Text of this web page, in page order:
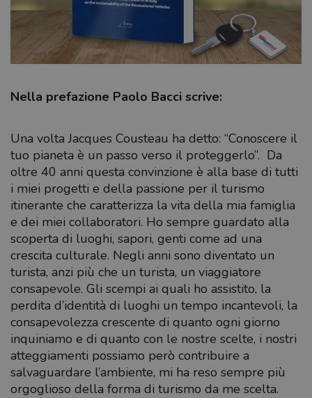
Nella prefazione Paolo Bacci scrive:
Una volta Jacques Cousteau ha detto: “Conoscere il
tuo pianeta è un passo verso il proteggerlo”. Da
oltre 40 anni questa convinzione è alla base di tutti
i miei progetti e della passione per il turismo
itinerante che caratterizza la vita della mia famiglia
e dei miei collaboratori. Ho sempre guardato alla
scoperta di luoghi, sapori, genti come ad una
crescita culturale. Negli anni sono diventato un
turista, anzi più che un turista, un viaggiatore
consapevole. Gli scempi ai quali ho assistito, la
perdita d’identità di luoghi un tempo incantevoli, la
consapevolezza crescente di quanto ogni giorno
inquiniamo e di quanto con le nostre scelte, i nostri
atteggiamenti possiamo però contribuire a
salvaguardare l’ambiente, mi ha reso sempre più
orgoglioso della forma di turismo da me scelta.